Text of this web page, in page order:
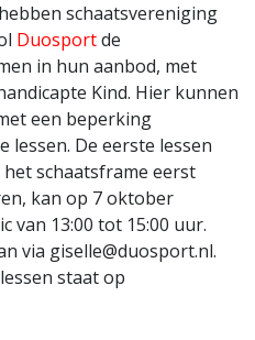
schaatsvereniging
Duosportde
in hun aanbod, met
Kind. Hier kunnen
een beperking
lessen. De eerste lessen
schaatsframe eerst
kan op 7 oktober
van 13:00 tot 15:00 uur.
via giselle@duosport.nl.
staat op